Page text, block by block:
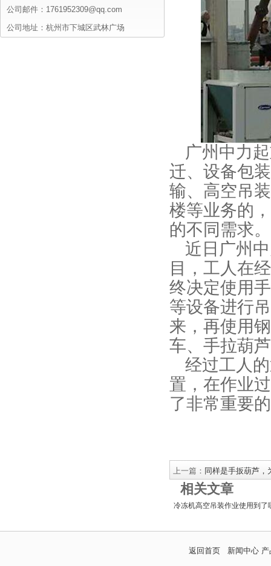
广州中力
迁、设备包
输、高空吊
楼等业务的
的不同需求。
近日广州
目，工人在
终决定使用
等设备进行
来，再使用
车、手拉葫
经过工人
置，在作业
了非常重要
上一篇： 同样是手扳葫芦，
相关文章
冷冻机高空吊装作业使用到了
公司邮件：1761952309@qq.com
公司地址：杭州市下城区武林广场
返回首页 新闻中心